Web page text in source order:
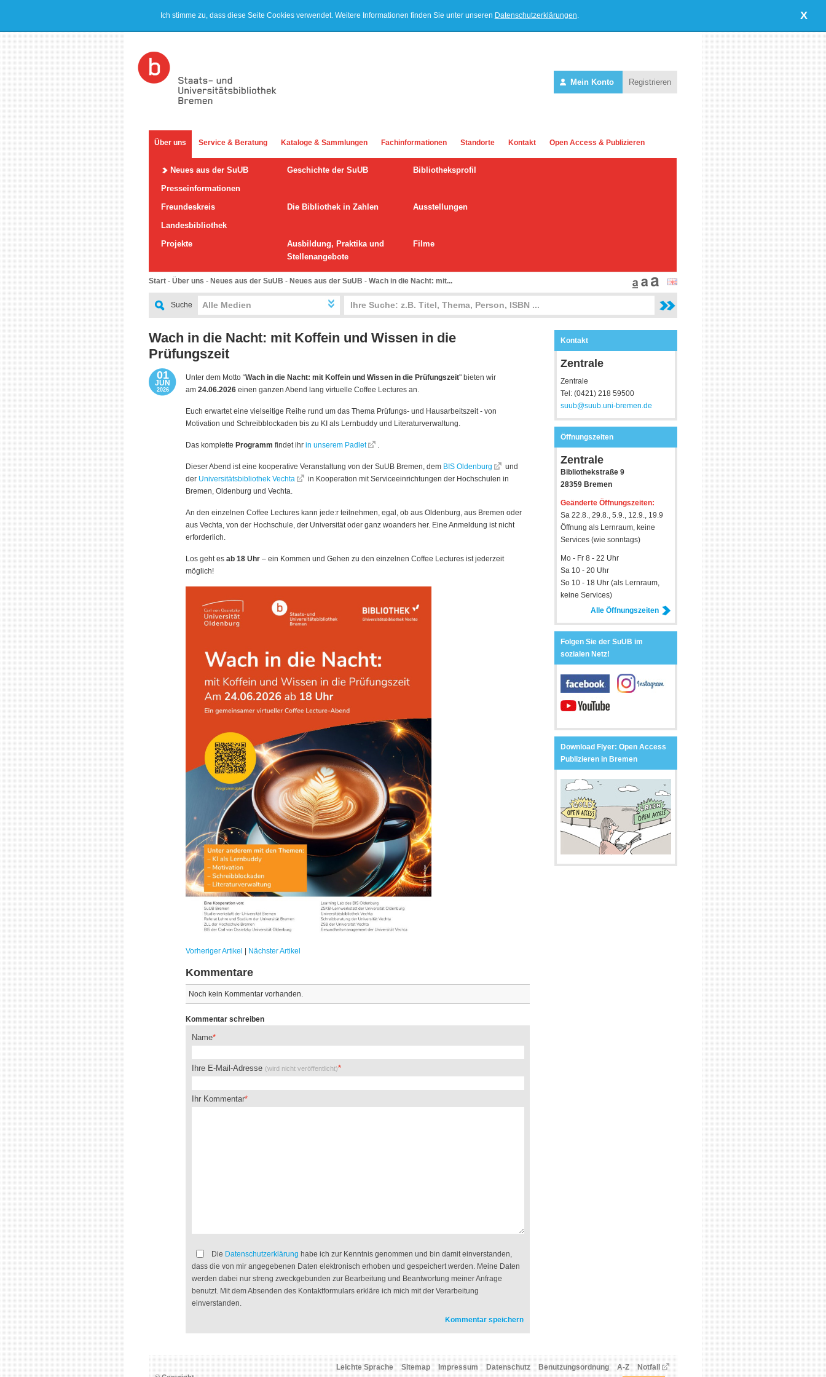
Ich stimme zu, dass diese Seite Cookies verwendet. Weitere Informationen finden Sie unter unseren Datenschutzerklärungen. X
Mein Konto Registrieren
Über uns Service & Beratung Kataloge & Sammlungen Fachinformationen Standorte Kontakt Open Access & Publizieren
Neues aus der SuUB Geschichte der SuUB
Bibliotheksprofil
Presseinformationen
Freundeskreis
Die Bibliothek in Zahlen
Ausstellungen
Landesbibliothek
Projekte
Ausbildung, Praktika und
Stellenangebote
Filme
Start - Über uns - Neues aus der SuUB - Neues aus der SuUB - Wach in die Nacht: mit...
Suche Alle Medien
Wach in die Nacht: mit Koffein und Wissen in die
Prüfungszeit
01
JUN
2026
Unter dem Motto “Wach in die Nacht: mit Koffein und Wissen in die Prüfungszeit" bieten wir
am 24.06.2026 einen ganzen Abend lang virtuelle Coffee Lectures an.
Euch erwartet eine vielseitige Reihe rund um das Thema Prüfungs- und Hausarbeitszeit - von
Motivation und Schreibblockaden bis zu KI als Lernbuddy und Literaturverwaltung.
Das komplette Programm findet ihr in unserem Padlet .
Dieser Abend ist eine kooperative Veranstaltung von der SuUB Bremen, dem BIS Oldenburg
und
der Universitätsbibliothek Vechta
in Kooperation mit Serviceeinrichtungen der Hochschulen in
Bremen, Oldenburg und Vechta.
An den einzelnen Coffee Lectures kann jede:r teilnehmen, egal, ob aus Oldenburg, aus Bremen oder
aus Vechta, von der Hochschule, der Universität oder ganz woanders her. Eine Anmeldung ist nicht
erforderlich.
Los geht es ab 18 Uhr – ein Kommen und Gehen zu den einzelnen Coffee Lectures ist jederzeit
möglich!
Vorheriger Artikel Nächster Artikel
Kommentare
Noch kein Kommentar vorhanden.
Kommentar schreiben
Name
Ihre E-Mail-Adresse (wird nicht veröffentlicht)
Ihr Kommentar
Die Datenschutzerklärung habe ich zur Kenntnis genommen und bin damit einverstanden,
dass die von mir angegebenen Daten elektronisch erhoben und gespeichert werden. Meine Daten
werden dabei nur streng zweckgebunden zur Bearbeitung und Beantwortung meiner Anfrage
benutzt. Mit dem Absenden des Kontaktformulars erkläre ich mich mit der Verarbeitung
einverstanden.
Kontakt
Zentrale
Zentrale
Tel: (0421) 218 59500
suub@suub.uni-bremen.de
Öffnungszeiten
Zentrale
Bibliothekstraße 9
28359 Bremen
Geänderte Öffnungszeiten:
Sa 22.8., 29.8., 5.9., 12.9., 19.9
Öffnung als Lernraum, keine
Services (wie sonntags)
Mo - Fr 8 - 22 Uhr
Sa 10 - 20 Uhr
So 10 - 18 Uhr (als Lernraum,
keine Services)
Alle Öffnungszeiten
Folgen Sie der SuUB im
sozialen Netz!
Download Flyer: Open Access
Publizieren in Bremen
Leichte Sprache Sitemap Impressum Datenschutz Benutzungsordnung A-Z Notfall